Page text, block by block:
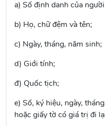
a) Số định danh của
b) Họ, chữ đệm và tên;
c) Ngày, tháng, năm sinh;
d) Giới tính;
đ) Quốc tịch;
e) Số, ký hiệu, ngày,
hoặc giấy tờ có giá trị đi